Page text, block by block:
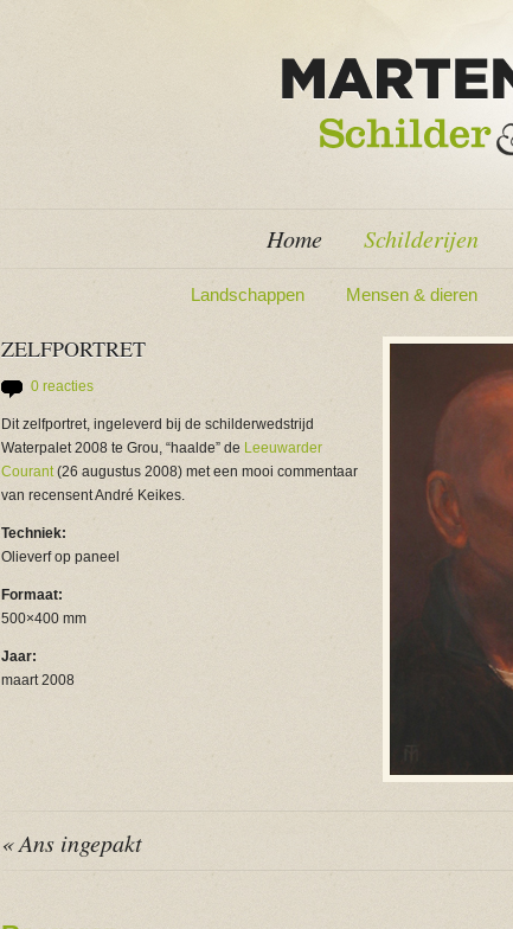
Home Schilderijen
Landschappen Mensen & dieren
ZELFPORTRET
0 reacties
Dit zelfportret, ingeleverd bij de schilderwedstrijd
Waterpalet 2008 te Grou, “haalde” de Leeuwarder
Courant(26 augustus 2008) met een mooi commentaar
van recensent André Keikes.
Techniek:
Olieverf op paneel
Formaat:
500×400 mm
Jaar:
maart 2008
« Ans ingepakt